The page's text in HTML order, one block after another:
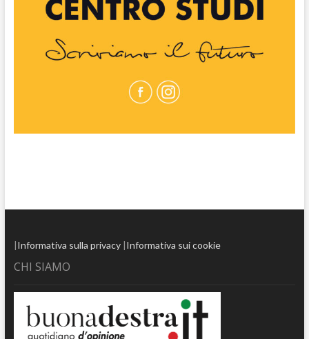
Informativa sulla privacy| Informativa sui cookie
CHI SIAMO